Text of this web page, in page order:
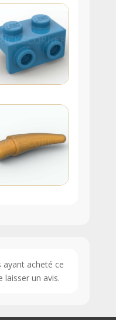
ayant acheté ce
laisser un avis.